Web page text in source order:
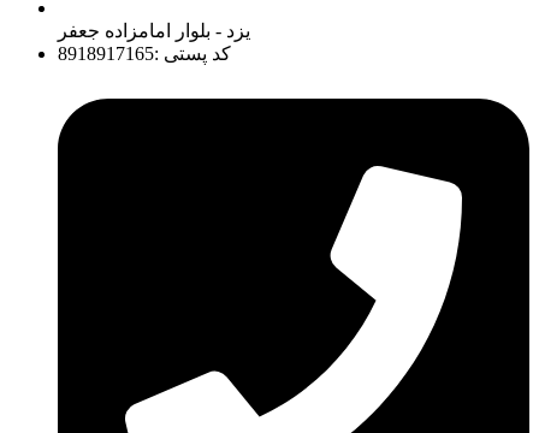
یزد - بلوار امامزاده جعفر
کد پستی :8918917165